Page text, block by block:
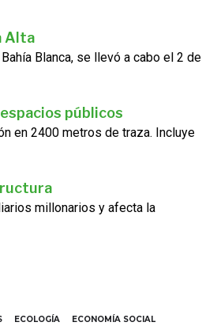
Alta
Blanca, se llevó a cabo el 2 de
públicos
en 2400 metros de traza. Incluye
millonarios y afecta la
ECOLOGÍA
ECONOMÍA SOCIAL